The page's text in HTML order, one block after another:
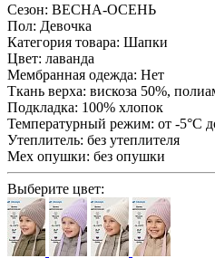
Сезон: ВЕСНА-ОСЕНЬ
Пол: Девочка
Категория товара: Шапки
Цвет: лаванда
Мембранная одежда: Нет
Ткань верха: вискоза 50%,
Подкладка: 100% хлопок
Температурный режим: от -5°С
Утеплитель: без утеплителя
Мех опушки: без опушки
Выберите цвет: